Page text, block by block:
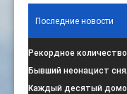
Последние новости
Рекордное
программу по борьбе с
Бывший неонацист
негативной реакции
Каждый десятый